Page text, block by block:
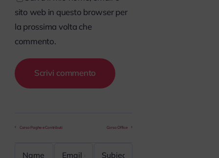
sito web in questo browser per
la prossima volta che
commento.
Corso Paghe e Contributi Corso Office